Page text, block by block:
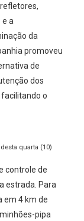
a
da
promoveu
de
dos
facilitando o
quarta (10)
controle de
estrada. Para
em 4 km de
pipa